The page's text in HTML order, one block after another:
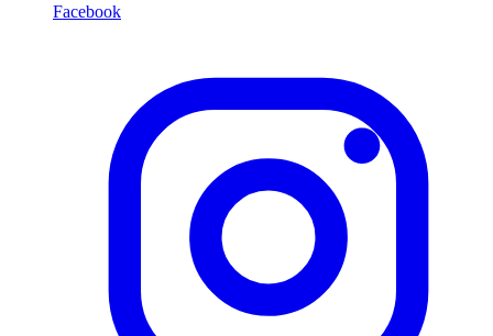
Facebook